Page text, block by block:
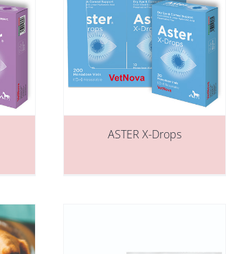
ASTER X-Drops